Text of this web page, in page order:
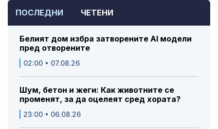
ПОСЛЕДНИ ЧЕТЕНИ
Белият дом избра затворените AI модели
пред отворените
02:00 • 07.08.26
Шум, бетон и жеги: Как животните се
променят, за да оцелеят сред хората?
23:00 • 06.08.26